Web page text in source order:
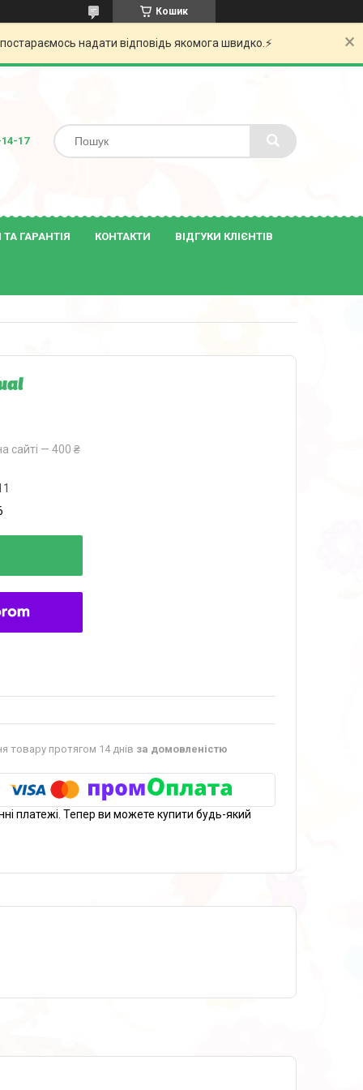
Кошик
надати відповідь якомога швидко.⚡️
17
ГАРАНТІЯ КОНТАКТИ ВІДГУКИ КЛІЄНТІВ
сайті — 400 ₴
товару протягом 14 днів за домовленістю
платежі. Тепер ви можете купити будь-який